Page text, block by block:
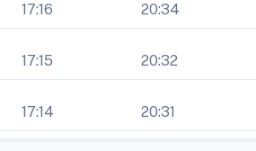
17:16 20:34
17:15 20:32
17:14 20:31